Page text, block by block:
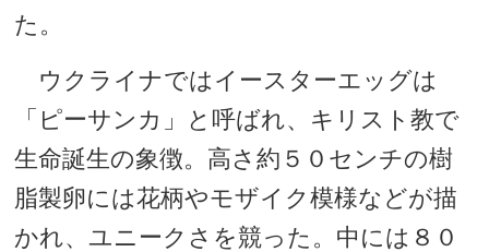
た。
ウクライナではイースターエッグは
「ピーサンカ」と呼ばれ、キリスト教で
生命誕生の象徴。高さ約５０センチの樹
脂製卵には花柄やモザイク模様などが描
かれ、ユニークさを競った。中には８０